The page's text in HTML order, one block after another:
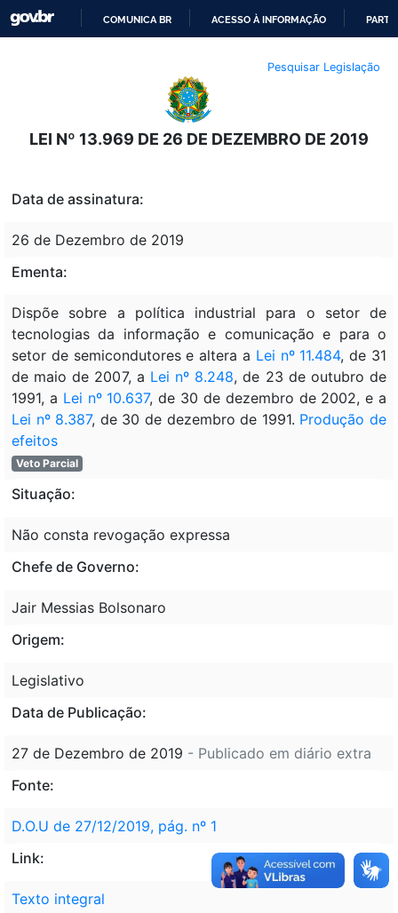
O
CONTEÚDO
COMUNICA BR ACESSO À INFORMAÇÃO
Pesquisar Legislação
LEI Nº 13.969 DE 26 DE DEZEMBRO DE 2019
Data de assinatura:
26 de Dezembro de 2019
Ementa:
Dispõe sobre a política industrial para o setor de
tecnologias da informação e comunicação e para o
setor de semicondutores e altera a Lei nº 11.484, de 31
de maio de 2007, a Lei nº 8.248, de 23 de outubro de
1991, a Lei nº 10.637, de 30 de dezembro de 2002, e a
Lei nº 8.387, de 30 de dezembro de 1991. Produção de
efeitos
Veto Parcial
Situação:
Não consta revogação expressa
Chefe de Governo:
Jair Messias Bolsonaro
Origem:
Legislativo
Data de Publicação:
27 de Dezembro de 2019 - Publicado em diário extra
Fonte:
D.O.U de 27/12/2019, pág. nº 1
Link:
Texto integral